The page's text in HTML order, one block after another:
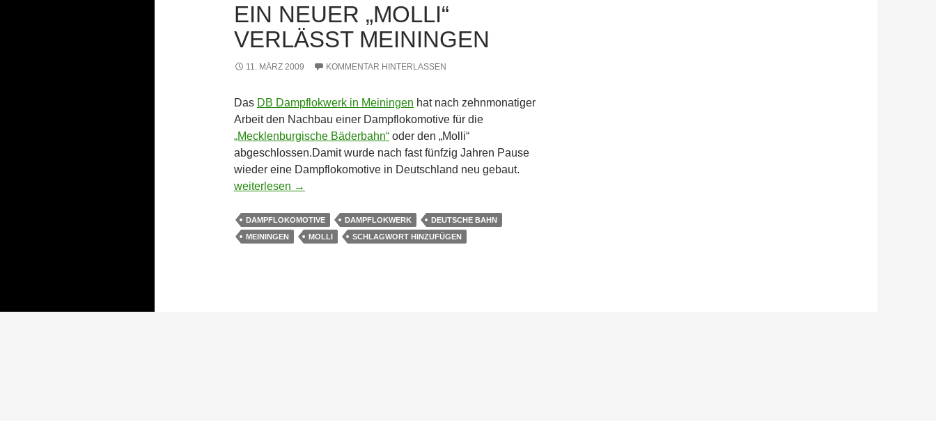
EIN NEUER „MOLLI“
VERLÄSST MEININGEN
11. MÄRZ 2009 KOMMENTAR HINTERLASSEN
Das DB Dampflokwerk in Meiningen hat nach zehnmonatiger
Arbeit den Nachbau einer Dampflokomotive für die
„Mecklenburgische Bäderbahn“ oder den „Molli“
abgeschlossen.Damit wurde nach fast fünfzig Jahren Pause
wieder eine Dampflokomotive in Deutschland neu gebaut.
Ein neuer „Molli“ verlässt Meiningen
weiterlesen →
DAMPFLOKOMOTIVE DAMPFLOKWERK
DEUTSCHE BAHN
MEININGEN
MOLLI SCHLAGWORT HINZUFÜGEN